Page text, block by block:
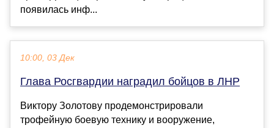
появилась инф...
10:00, 03 Дек
Глава Росгвардии наградил бойцов в ЛНР
Виктору Золотову продемонстрировали
трофейную боевую технику и вооружение,